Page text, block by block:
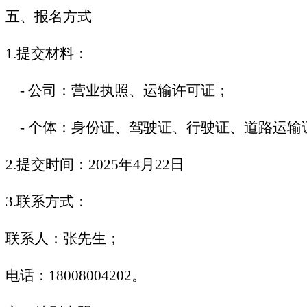
五、报名方式
1.提交材料：
- 公司：营业执照、运输许可证；
- 个体：身份证、驾驶证、行驶证、道路运输
2.提交时间：2025年4月22日
3.联系方式：
联系人：张先生；
电话：18008004202。